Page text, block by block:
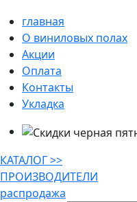
главная
О виниловых полах
Акции
Оплата
Контакты
Укладка
КАТАЛОГ >>
ПРОИЗВОДИТЕЛИ
распродажа